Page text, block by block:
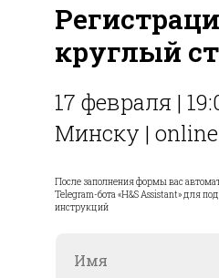
круглый
17 февраля |
Минску | online
После заполнения формы вас
Telegram-бота «H&S Assistant» для
инструкций